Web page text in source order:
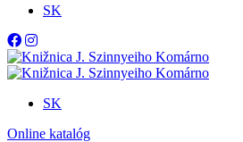
SK
SK
Online katalóg